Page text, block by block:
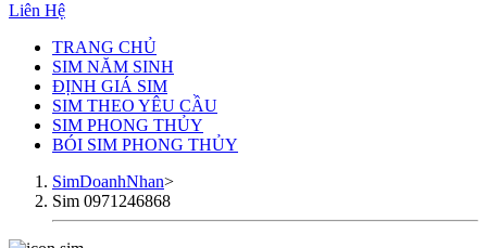
Liên Hệ
TRANG CHỦ
SIM NĂM SINH
ĐỊNH GIÁ SIM
SIM THEO YÊU CẦU
SIM PHONG THỦY
BÓI SIM PHONG THỦY
SimDoanhNhan>
Sim 0971246868